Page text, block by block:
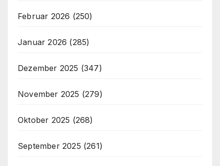
Februar 2026 (250)
Januar 2026 (285)
Dezember 2025 (347)
November 2025 (279)
Oktober 2025 (268)
September 2025 (261)